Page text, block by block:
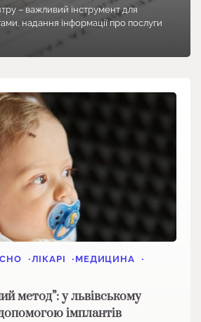
– важливий інструмент для
надання інформації про послуги
ЛІКАРІ
МЕДИЦИНА
метод”: у львівському
імплантів